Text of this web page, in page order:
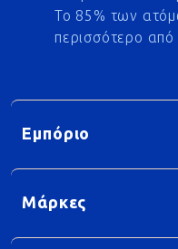
Το 85% των
περισσότερο
Εμπόριο
Μάρκες